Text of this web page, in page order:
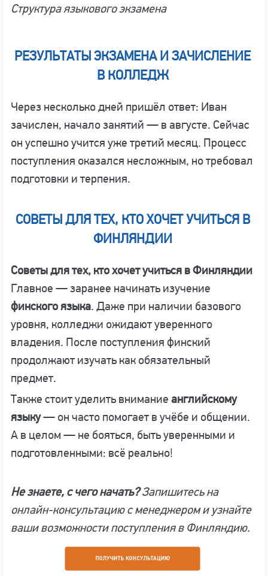
Структура языкового экзамена
РЕЗУЛЬТАТЫ ЭКЗАМЕНА И ЗАЧИСЛЕНИЕ
В КОЛЛЕДЖ
Через несколько дней пришёл ответ: Иван
зачислен, начало занятий — в августе. Сейчас
он успешно учится уже третий месяц. Процесс
поступления оказался несложным, но требовал
подготовки и терпения.
СОВЕТЫ ДЛЯ ТЕХ, КТО ХОЧЕТ УЧИТЬСЯ В
ФИНЛЯНДИИ
Советы для тех, кто хочет учиться в Финляндии
Главное — заранее начинать изучение
финского языка. Даже при наличии базового
уровня, колледжи ожидают уверенного
владения. После поступления финский
продолжают изучать как обязательный
предмет.
Также стоит уделить внимание английскому
языку— он часто помогает в учёбе и общении.
А в целом — не бояться, быть уверенными и
подготовленными: всё реально!
Не знаете, с чего начать?Запишитесь на
онлайн-консультацию с менеджером и узнайте
ваши возможности поступления в Финляндию.